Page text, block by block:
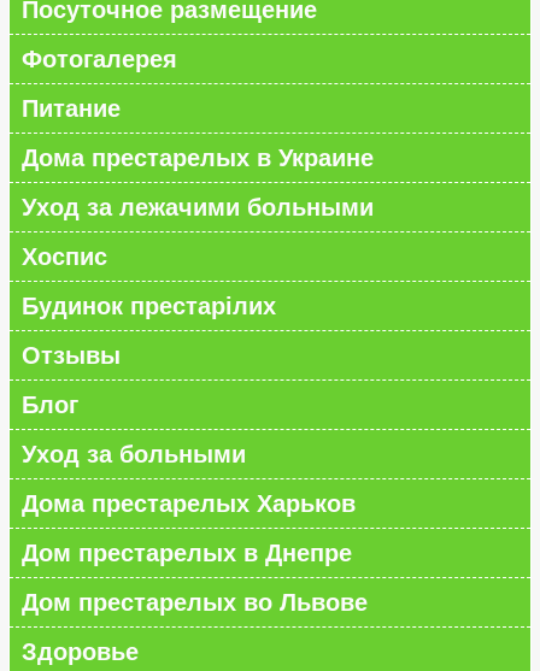
Посуточное размещение
Фотогалерея
Питание
Дома престарелых в Украине
Уход за лежачими больными
Хоспис
Будинок престарілих
Отзывы
Блог
Уход за больными
Дома престарелых Харьков
Дом престарелых в Днепре
Дом престарелых во Львове
Здоровье